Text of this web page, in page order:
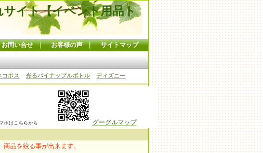
イト【イベント用品ト
お問い合せ｜ お客様の声｜ サイトマップ
コポス 光るパイナップルボトル ディズニー
ホはこちらから
グーグルマップ
品を絞る事が出来ます。